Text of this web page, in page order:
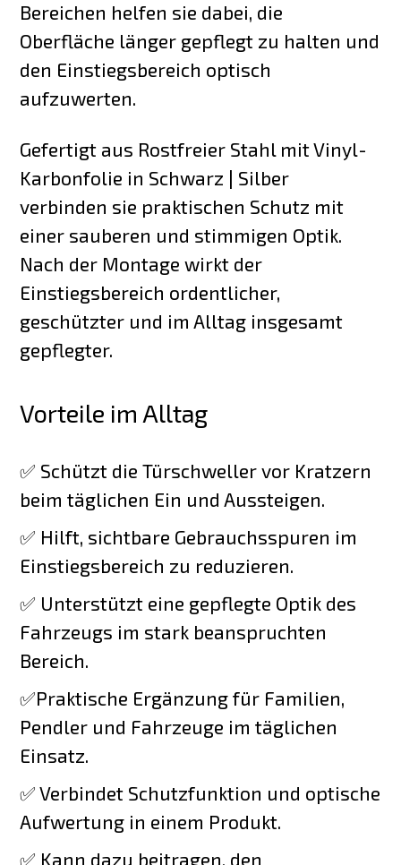
Bereichen helfen sie dabei, die
Oberfläche länger gepflegt zu halten und
den Einstiegsbereich optisch
aufzuwerten.
Gefertigt aus Rostfreier Stahl mit Vinyl-
Karbonfolie in Schwarz | Silber
verbinden sie praktischen Schutz mit
einer sauberen und stimmigen Optik.
Nach der Montage wirkt der
Einstiegsbereich ordentlicher,
geschützter und im Alltag insgesamt
gepflegter.
Vorteile im Alltag
✅ Schützt die Türschweller vor Kratzern
beim täglichen Ein und Aussteigen.
✅ Hilft, sichtbare Gebrauchsspuren im
Einstiegsbereich zu reduzieren.
✅ Unterstützt eine gepflegte Optik des
Fahrzeugs im stark beanspruchten
Bereich.
✅Praktische Ergänzung für Familien,
Pendler und Fahrzeuge im täglichen
Einsatz.
✅ Verbindet Schutzfunktion und optische
Aufwertung in einem Produkt.
✅ Kann dazu beitragen, den